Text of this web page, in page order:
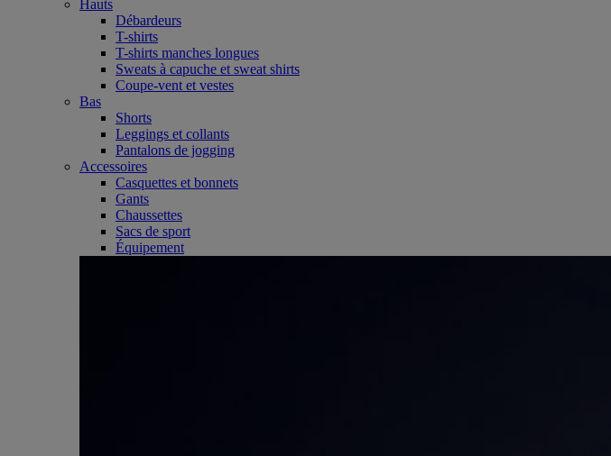
Hauts
Débardeurs
T-shirts
T-shirts manches longues
Sweats à capuche et sweat shirts
Coupe-vent et vestes
Bas
Shorts
Leggings et collants
Pantalons de jogging
Accessoires
Casquettes et bonnets
Gants
Chaussettes
Sacs de sport
Équipement